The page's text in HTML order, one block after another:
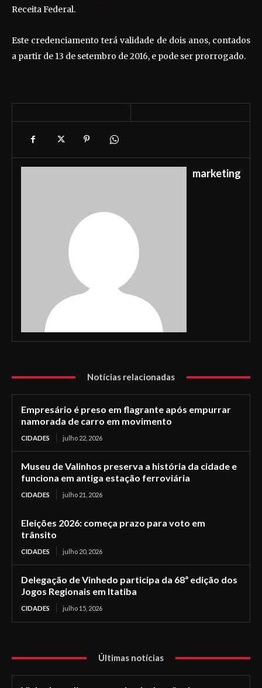
Receita Federal.
Este credenciamento terá validade de dois anos, contados
a partir de 13 de setembro de 2016, e pode ser prorrogado.
marketing
Notícias relacionadas
Empresário é preso em flagrante após empurrar
namorada de carro em movimento
CIDADES julho 22, 2026
Museu de Valinhos preserva a história da cidade e
funciona em antiga estação ferroviária
CIDADES julho 21, 2026
Eleições 2026: começa prazo para voto em
trânsito
CIDADES julho 20, 2026
Delegação de Vinhedo participa da 68ª edição dos
Jogos Regionais em Itatiba
CIDADES julho 15, 2026
Últimas notícias